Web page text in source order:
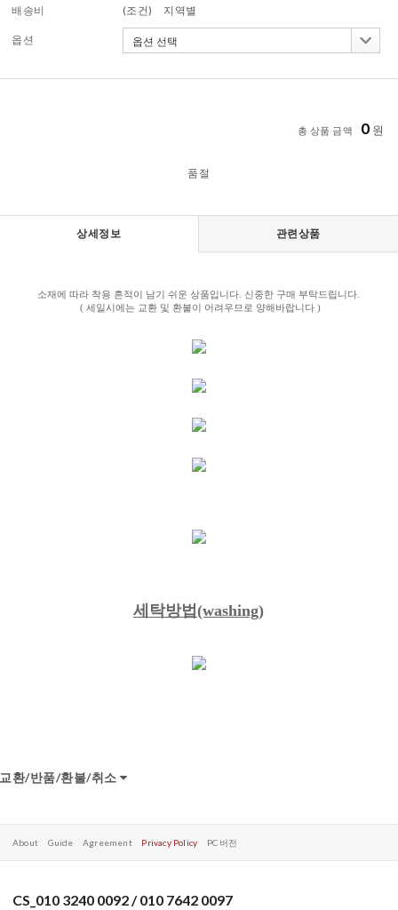
배송비 (조건) 지역별
옵션
총 상품 금액 0 원
품절
상세정보 관련상품
소재에 따라 착용 흔적이 남기 쉬운 상품입니다. 신중한 구매 부탁드립니다.
( 세일시에는 교환 및 환불이 어려우므로 양해바랍니다 )
세탁방법(washing)
교환/반품/환불/취소
About Guide Agreement Privacy Policy PC 버전
CS_010 3240 0092 / 010 7642 0097